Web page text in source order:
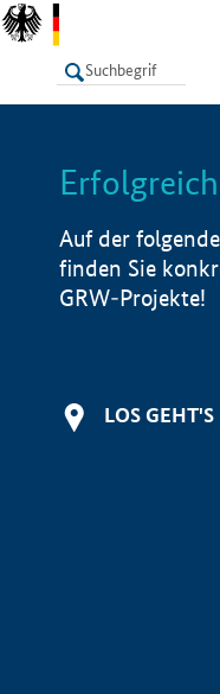
LISTE
Auf der
finden Sie
GRW-Projekte!
LOS GEHT'S